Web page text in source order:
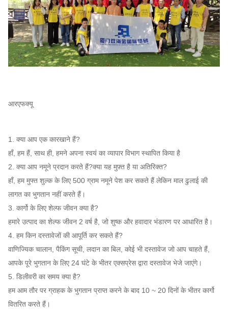
आरएफक्यू
1. क्या आप एक कारखाने हैं?
हाँ, हम हैं, साथ ही, हमने अपना स्वयं का व्यापार विभाग स्थापित किया है
2. क्या आप नमूने प्रदान करते हैं?क्या यह मुफ़्त है या अतिरिक्त?
हाँ, हम मुफ्त शुल्क के लिए 500 ग्राम नमूने पेश कर सकते हैं लेकिन माल ढुलाई की
लागत का भुगतान नहीं करते हैं।
3. कार्गो के लिए शेल्फ जीवन क्या है?
हमारे उत्पाद का शेल्फ जीवन 2 वर्ष है, जो शुष्क और हवादार भंडारण पर आधारित है।
4. हम किन दस्तावेजों की आपूर्ति कर सकते हैं?
वाणिज्यिक चालान, पैकिंग सूची, लदान का बिल, कोई भी दस्तावेज जो आप चाहते हैं,
आपके पूरे भुगतान के लिए 24 घंटे के भीतर एक्सप्रेस द्वारा दस्तावेज भेजे जाएंगे।
5. डिलीवरी का समय क्या है?
हम आम तौर पर ग्राहक के भुगतान प्राप्त करने के बाद 10 ~ 20 दिनों के भीतर कार्गो
वितरित करते हैं।